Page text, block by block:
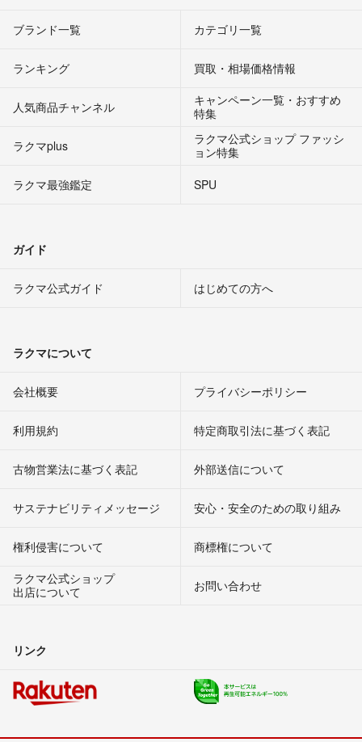
ブランド一覧 カテゴリ一覧
ランキング 買取・相場価格情報
人気商品チャンネル
キャンペーン一覧・おすすめ
特集
ラクマplus
ラクマ公式ショップ ファッシ
ョン特集
ラクマ最強鑑定
SPU
ガイド
ラクマ公式ガイド はじめての方へ
ラクマについて
会社概要 プライバシーポリシー
利用規約 特定商取引法に基づく表記
古物営業法に基づく表記 外部送信について
サステナビリティメッセージ 安心・安全のための取り組み
権利侵害について
商標権について
ラクマ公式ショップ
出店について
お問い合わせ
リンク